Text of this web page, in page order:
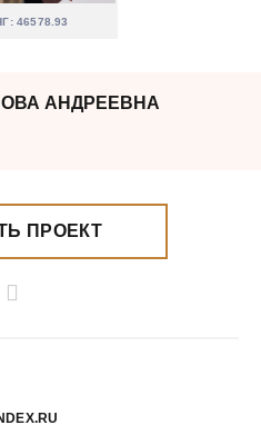
46578.93
АНДРЕЕВНА
ПРОЕКТ